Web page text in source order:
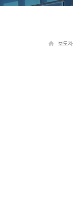
보도